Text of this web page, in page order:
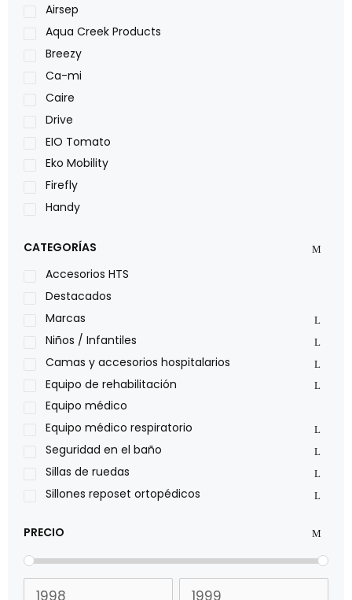
Airsep
Aqua Creek Products
Breezy
Ca-mi
Caire
Drive
EIO Tomato
Eko Mobility
Firefly
Handy
Leggero
Lumex
Medical Store
Nidek
Oxiplus
Philips
Pride
Roho
Sillas de ruedas Everest Jennings
Stealth products
Xiehe Medical
CATEGORÍAS
Accesorios HTS
Destacados
Marcas
Niños / Infantiles
Camas y accesorios hospitalarios
Equipo de rehabilitación
Equipo médico
Equipo médico respiratorio
Seguridad en el baño
Sillas de ruedas
Sillones reposet ortopédicos
PRECIO